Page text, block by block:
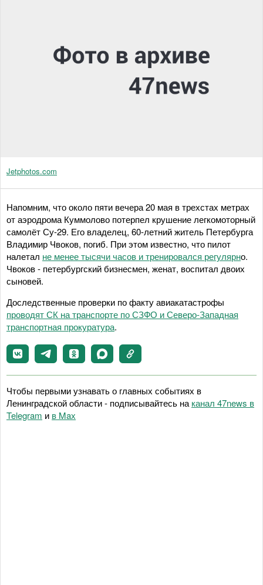
Jetphotos.com
Напомним, что около пяти вечера 20 мая в трехстах метрах
от аэродрома Куммолово потерпел крушение легкомоторный
самолёт Су-29. Его владелец, 60-летний житель Петербурга
Владимир Чвоков, погиб. При этом известно, что пилот
налетал не менее тысячи часов и тренировался регулярно.
Чвоков - петербургский бизнесмен, женат, воспитал двоих
сыновей.
Доследственные проверки по факту авиакатастрофы
проводят СК на транспорте по СЗФО и Северо-Западная
транспортная прокуратура.
Чтобы первыми узнавать о главных событиях в
Ленинградской области - подписывайтесь наканал 47news в
Telegram и в Maх